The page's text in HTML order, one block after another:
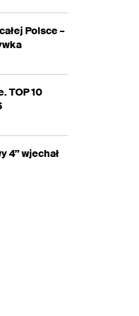
Polsce –
TOP 10
4” wjechał